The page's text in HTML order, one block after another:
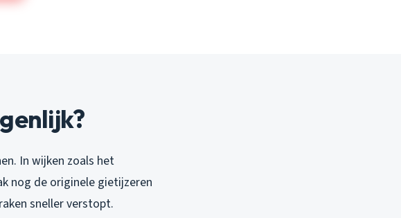
In wijken zoals het
nog de originele gietijzeren
sneller verstopt.